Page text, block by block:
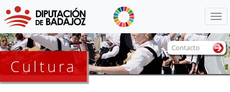
Cultura
Contacto